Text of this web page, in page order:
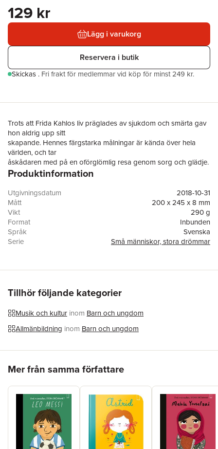
129 kr
Lägg i varukorg
Reservera i butik
Skickas . Fri frakt för medlemmar vid köp för minst 249 kr.
Trots att Frida Kahlos liv präglades av sjukdom och smärta gav
hon aldrig upp sitt
skapande. Hennes färgstarka målningar är kända över hela
världen, och tar
åskådaren med på en oförglömlig resa genom sorg och glädje.
Författaren Isabel
inspirerande
bilderbok som gestaltar Frida med värme och positiv energi. Låt
barnen ta del av
hennes framgångssaga och livsbejakande motto viva la vida!
Lev livet!
Produktinformation
Utgivningsdatum
2018-10-31
Mått
200 x 245 x 8 mm
Vikt
290 g
Format
Inbunden
Språk
Svenska
Serie
Små människor, stora drömmar
Förlag
Alba Editorial
ISBN
Översättare
Tillhör följande kategorier
Musik och kultur inom Barn och ungdom
Allmänbildning inom Barn och ungdom
Mer från samma författare